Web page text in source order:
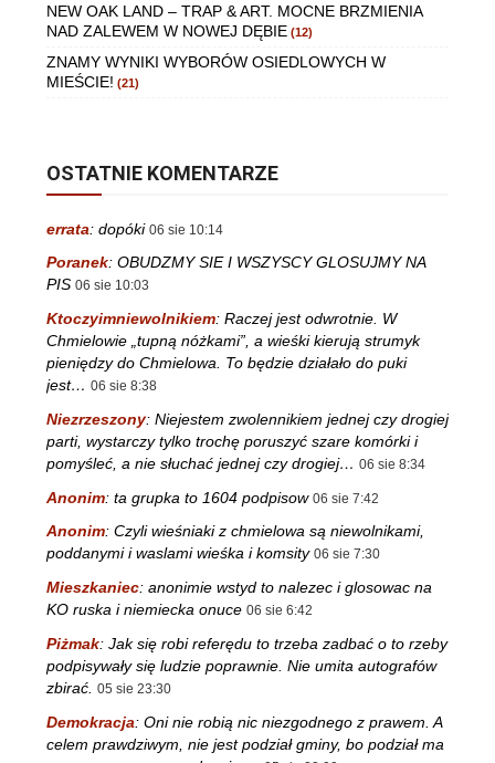
NEW OAK LAND – TRAP & ART. MOCNE BRZMIENIA
NAD ZALEWEM W NOWEJ DĘBIE (12)
ZNAMY WYNIKI WYBORÓW OSIEDLOWYCH W
MIEŚCIE! (21)
OSTATNIE KOMENTARZE
errata: dopóki 06 sie 10:14
Poranek: OBUDZMY SIE I WSZYSCY GLOSUJMY NA
PIS 06 sie 10:03
Ktoczyimniewolnikiem: Raczej jest odwrotnie. W
Chmielowie „tupną nóżkami”, a wieśki kierują strumyk
pieniędzy do Chmielowa. To będzie działało do puki
jest… 06 sie 8:38
Niezrzeszony: Niejestem zwolennikiem jednej czy drogiej
parti, wystarczy tylko trochę poruszyć szare komórki i
pomyśleć, a nie słuchać jednej czy drogiej… 06 sie 8:34
Anonim: ta grupka to 1604 podpisow 06 sie 7:42
Anonim: Czyli wieśniaki z chmielowa są niewolnikami,
poddanymi i waslami wieśka i komsity 06 sie 7:30
Mieszkaniec: anonimie wstyd to nalezec i glosowac na
KO ruska i niemiecka onuce 06 sie 6:42
Piżmak: Jak się robi referędu to trzeba zadbać o to rzeby
podpisywały się ludzie poprawnie. Nie umita autografów
zbirać. 05 sie 23:30
Demokracja: Oni nie robią nic niezgodnego z prawem. A
celem prawdziwym, nie jest podział gminy, bo podział ma